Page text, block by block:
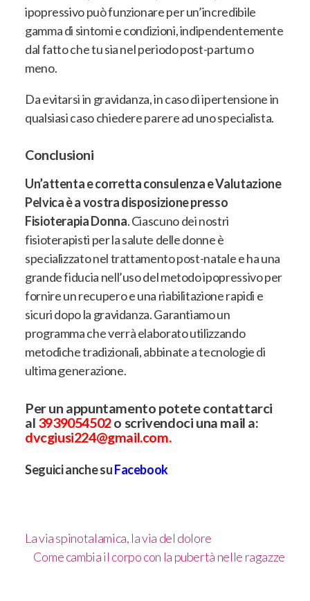
ipopressivo può funzionare per un’incredibile
gamma di sintomi e condizioni, indipendentemente
dal fatto che tu sia nel periodo post-partum o
meno.
Da evitarsi in gravidanza, in caso di ipertensione in
qualsiasi caso chiedere parere ad uno specialista.
Conclusioni
Un’attenta e corretta consulenza e Valutazione
Pelvica è a vostra disposizione presso
Fisioterapia Donna. Ciascuno dei nostri
fisioterapisti per la salute delle donne è
specializzato nel trattamento post-natale e ha una
grande fiducia nell’uso del metodo ipopressivo per
fornire un recupero e una riabilitazione rapidi e
sicuri dopo la gravidanza. Garantiamo un
programma che verrà elaborato utilizzando
metodiche tradizionali, abbinate a tecnologie di
ultima generazione.
Per un appuntamento potete contattarci
al 3939054502o scrivendoci una mail a:
dvcgiusi224@gmail.com.
Seguici anche suFacebook
La via spinotalamica, la via del dolore
Come cambia il corpo con la pubertà nelle ragazze